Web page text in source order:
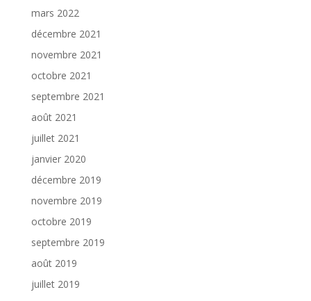
mars 2022
décembre 2021
novembre 2021
octobre 2021
septembre 2021
août 2021
juillet 2021
janvier 2020
décembre 2019
novembre 2019
octobre 2019
septembre 2019
août 2019
juillet 2019